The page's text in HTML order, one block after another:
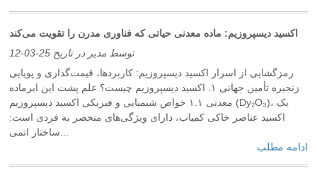
اکسید دیسپروزیم: ماده معدنی حیاتی که فناوری مدرن را تقویت می‌کند
توسط مدیر در تاریخ 25-03-12
رمزگشایی از اسرار اکسید دیسپروزیم: کاربردها، قیمت‌گذاری و پویایی
زنجیره تأمین جهانی ۱. اکسید دیسپروزیم چیست؟ علم پشت این ابرماده
معدنی ۱.۱ خواص شیمیایی و فیزیکی اکسید دیسپروزیم (Dy₂O₃)، یک
اکسید عناصر خاکی کمیاب، دارای ویژگی‌های منحصر به فردی است:
ادامه مطلب